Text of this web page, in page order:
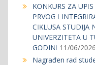
KONKURS ZA
PRVOG I
CIKLUSA STUDIJA
UNIVERZITETA U
GODINI 11/06/2026
Nagrađen rad